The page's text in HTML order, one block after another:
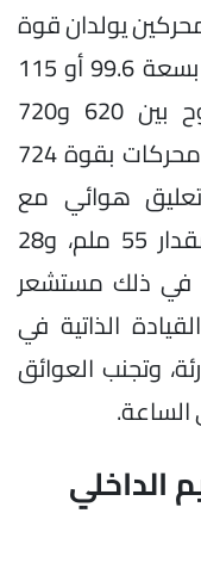
يولدان قوة
تصل إلى 550 حصانًا، مع بطاريات بسعة 99.6 أو 115
كيلوواط/ساعة توفر مدى يتراوح بين 620 و720
كيلومترًا. كما تتوفر نسخة بثلاثة محركات بقوة 724
هوائي مع
إمكانية تعديل ارتفاع السيارة بمقدار 55 ملم، و28
في ذلك مستشعر
الذاتية في
وتجنب العوائق